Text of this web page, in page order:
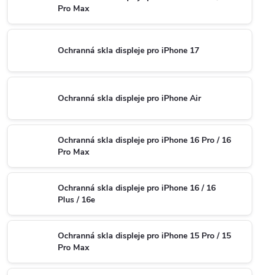
Pro Max
Ochranná skla displeje pro iPhone 17
Ochranná skla displeje pro iPhone Air
Ochranná skla displeje pro iPhone 16 Pro / 16
Pro Max
Ochranná skla displeje pro iPhone 16 / 16
Plus / 16e
Ochranná skla displeje pro iPhone 15 Pro / 15
Pro Max